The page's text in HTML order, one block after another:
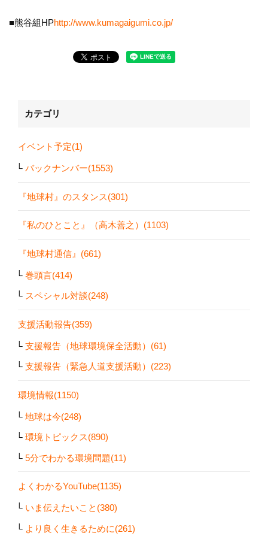
■熊谷組HPhttp://www.kumagaigumi.co.jp/
カテゴリ
イベント予定(1)
バックナンバー(1553)
『地球村』のスタンス(301)
『私のひとこと』（高木善之）(1103)
『地球村通信』(661)
巻頭言(414)
スペシャル対談(248)
支援活動報告(359)
支援報告（地球環境保全活動）(61)
支援報告（緊急人道支援活動）(223)
環境情報(1150)
地球は今(248)
環境トピックス(890)
5分でわかる環境問題(11)
よくわかるYouTube(1135)
いま伝えたいこと(380)
より良く生きるために(261)